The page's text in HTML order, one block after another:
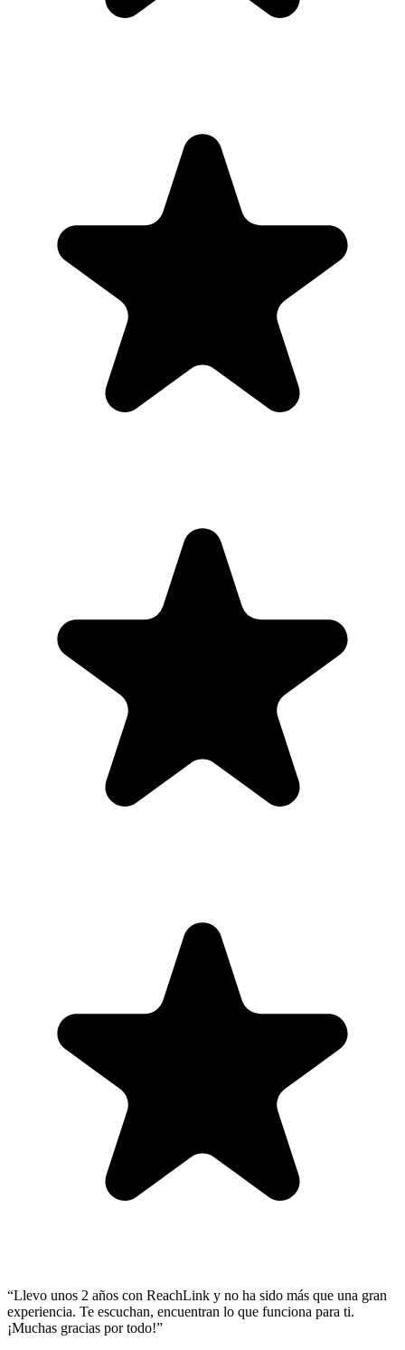
“Llevo unos 2 años con ReachLink y no ha sido más que una gran
experiencia. Te escuchan, encuentran lo que funciona para ti.
¡Muchas gracias por todo!”